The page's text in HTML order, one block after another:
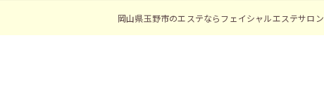
岡山県玉野市のエステならフェイシャルエステサロン